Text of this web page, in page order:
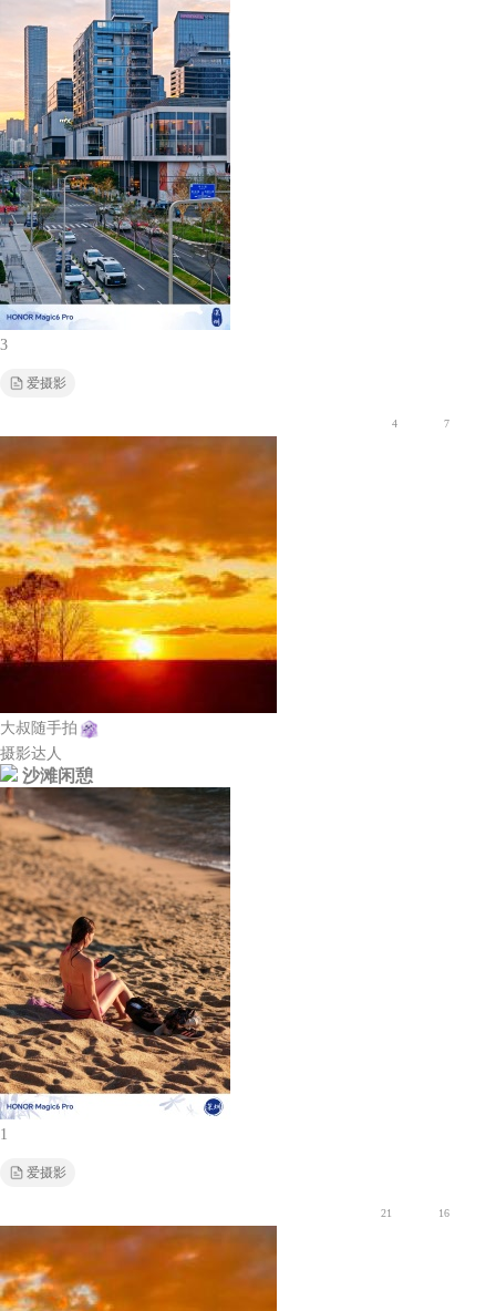
3
爱摄影
4 7
大叔随手拍
摄影达人
沙滩闲憩
1
爱摄影
21 16